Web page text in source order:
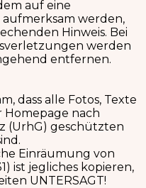
auf eine
werden,
Hinweis. Bei
werden
entfernen.
dass alle Fotos, Texte
nach
(UrhG) geschützten
Einräumung von
ist jegliches kopieren,
UNTERSAGT!